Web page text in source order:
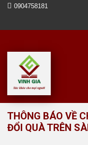
0904758181
THÔNG BÁO VỀ
ĐỔI QUÀ TRÊN